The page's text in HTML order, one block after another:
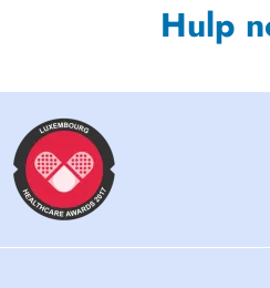
Hulp